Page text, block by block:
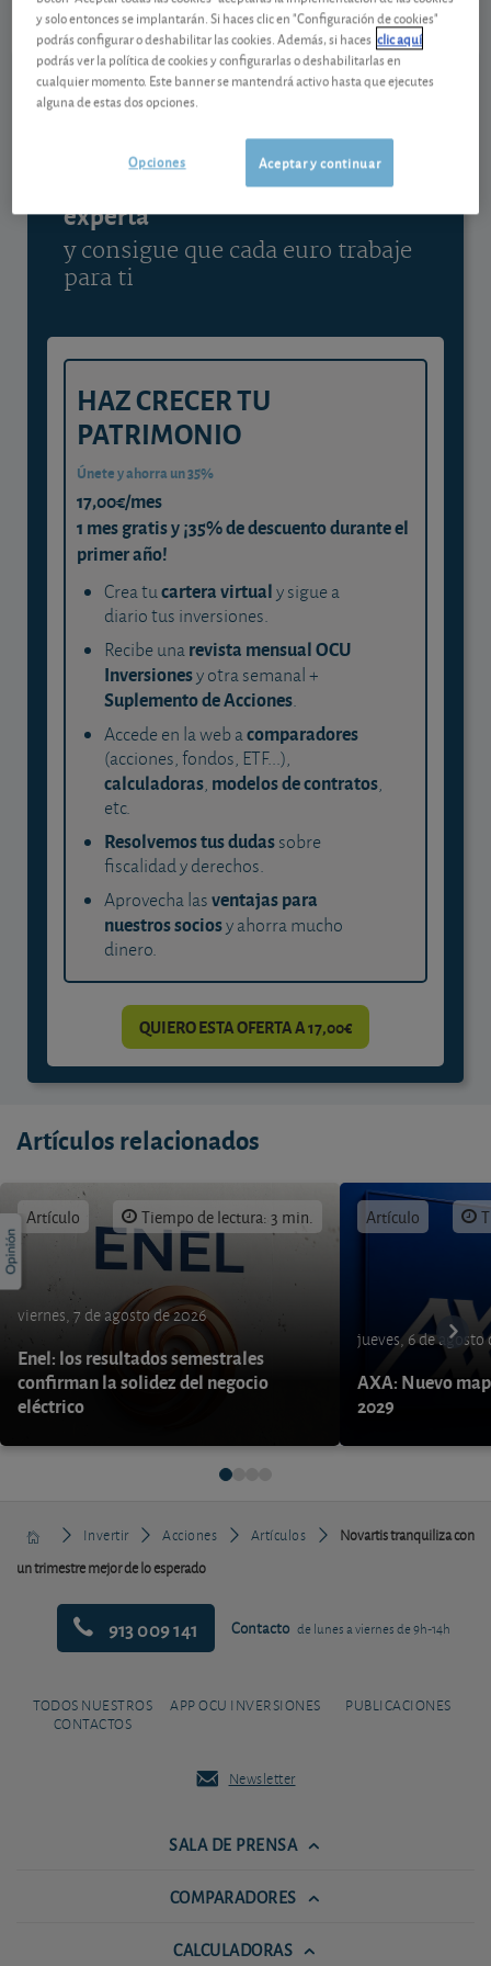
Ver detalladamente
Contenido reservado a SOCIOS
Gestiona tu dinero con visión
experta
y consigue que cada euro trabaje
para ti
HAZ CRECER TU
PATRIMONIO
Únete y ahorra un 35%
17,00€/mes
1 mes gratis y ¡35% de descuento durante el
primer año!
Crea tucartera virtualy sigue a
diario tus inversiones.
Recibe unarevista mensual OCU
Inversionesy otra semanal +
Suplemento de Acciones.
Accede en la web acomparadores
(acciones, fondos, ETF...),
calculadoras, modelos de contratos,
etc.
Resolvemos tus dudassobre
fiscalidad y derechos.
Aprovecha lasventajas para
nuestros sociosy ahorra mucho
dinero.
QUIERO ESTA OFERTA A 17,00€
Artículos relacionados
Artículo Tiempo de lectura: 3 min.
viernes, 7 de agosto de 2026
Enel: los resultados semestrales
confirman la solidez del negocio
eléctrico
Artículo
jueves, 6 de agosto
AXA: Nuevo
2029
Invertir Acciones Artículos
Novartis tranquiliza con
un trimestre mejor de lo esperado
913 009 141 Contacto de lunes a viernes de 9h-14h
TODOS NUESTROS
CONTACTOS
APP OCU INVERSIONES PUBLICACIONES
Newsletter
SALA DE PRENSA
COMPARADORES
CALCULADORAS
y solo entonces se implantarán. Si haces clic en "Configuración de cookies"
podrás configurar o deshabilitar las cookies. Además, si haces clic aquí
podrás ver la política de cookies y configurarlas o deshabilitarlas en
cualquier momento. Este banner se mantendrá activo hasta que ejecutes
alguna de estas dos opciones.
Aceptar y continuar
Opciones